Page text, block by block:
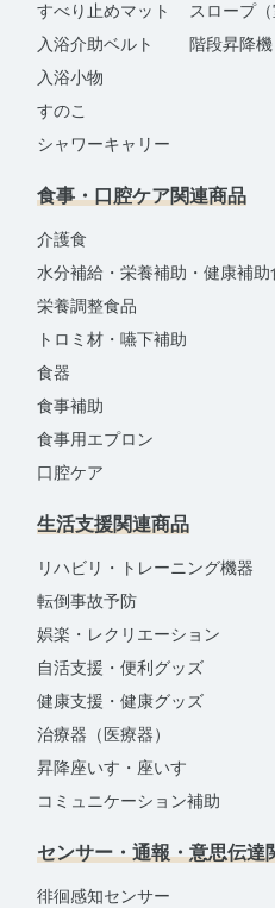
すべり止めマット
入浴介助ベルト
入浴小物
すのこ
シャワーキャリー
スロープ（
階段昇降機
食事・口腔ケア関連商品
介護食
水分補給・栄養補助・健康補助
栄養調整食品
トロミ材・嚥下補助
食器
食事補助
食事用エプロン
口腔ケア
生活支援関連商品
リハビリ・トレーニング機器
転倒事故予防
娯楽・レクリエーション
自活支援・便利グッズ
健康支援・健康グッズ
治療器（医療器）
昇降座いす・座いす
コミュニケーション補助
センサー・通報・意思伝達
徘徊感知センサー